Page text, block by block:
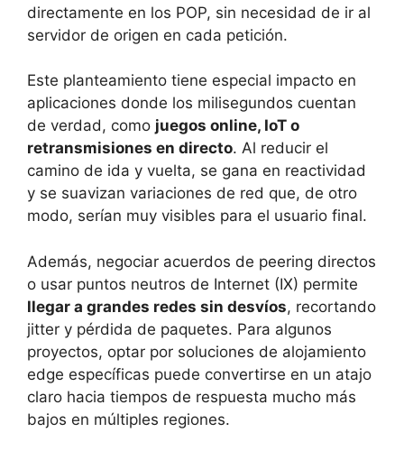
directamente en los POP, sin necesidad de ir al
servidor de origen en cada petición.
Este planteamiento tiene especial impacto en
aplicaciones donde los milisegundos cuentan
de verdad, como juegos online, IoT o
retransmisiones en directo. Al reducir el
camino de ida y vuelta, se gana en reactividad
y se suavizan variaciones de red que, de otro
modo, serían muy visibles para el usuario final.
Además, negociar acuerdos de peering directos
o usar puntos neutros de Internet (IX) permite
llegar a grandes redes sin desvíos, recortando
jitter y pérdida de paquetes. Para algunos
proyectos, optar por soluciones de alojamiento
edge específicas puede convertirse en un atajo
claro hacia tiempos de respuesta mucho más
bajos en múltiples regiones.